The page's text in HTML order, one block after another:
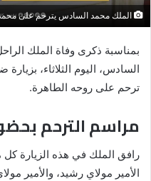
الملك محمد السادس يترحم على
بمناسبة ذكرى وفاة الملك
السادس، اليوم الثلاثاء،
ترحم على روحه الطاهرة.
مراسم الترحم
رافق الملك في هذه الزيارة كل
الأمير مولاي رشيد، والأمير